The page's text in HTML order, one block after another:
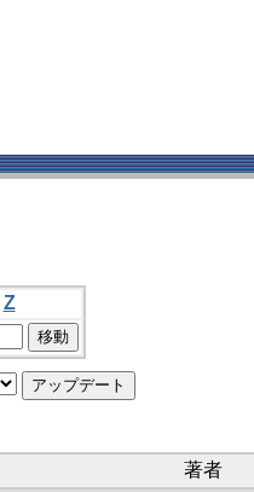
Z
著者